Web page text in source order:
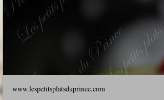
www.lespetitsplatsduprince.com